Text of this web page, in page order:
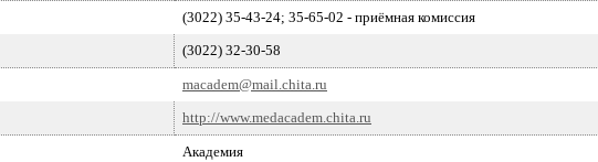
(3022) 35-43-24; 35-65-02 - приёмная комиссия
(3022) 32-30-58
macadem@mail.chita.ru
http://www.medacadem.chita.ru
Академия